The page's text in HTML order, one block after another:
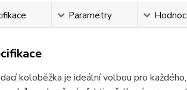
Parametry
koloběžka je ideální volbou pro